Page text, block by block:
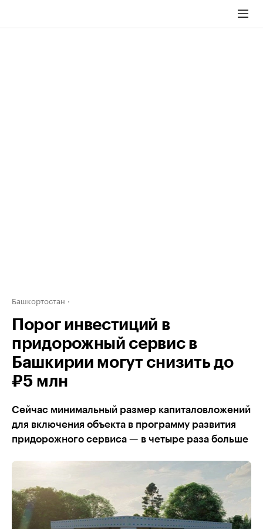
Башкортостан
Порог инвестиций в
придорожный сервис в
Башкирии могут снизить до
₽5 млн
Сейчас минимальный размер капиталовложений
для включения объекта в программу развития
придорожного сервиса — в четыре раза больше